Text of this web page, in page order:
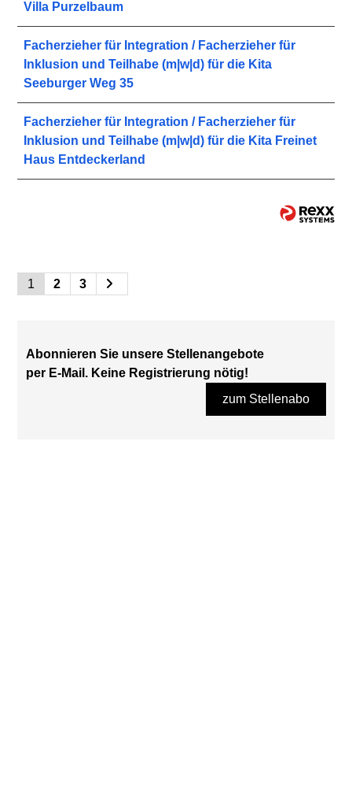
Villa Purzelbaum
Facherzieher für Integration / Facherzieher für
Inklusion und Teilhabe (m|w|d) für die Kita
Seeburger Weg 35
Facherzieher für Integration / Facherzieher für
Inklusion und Teilhabe (m|w|d) für die Kita Freinet
Haus Entdeckerland
1 2 3
Abonnieren Sie unsere Stellenangebote
per E-Mail. Keine Registrierung nötig!
zum Stellenabo